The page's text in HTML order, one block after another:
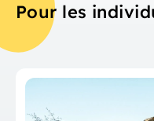
Pour les